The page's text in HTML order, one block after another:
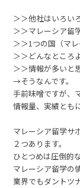
＞＞他社はいろい
＞＞マレーシア留
＞＞1つの国（マレ
＞＞どんなところ
＞＞情報が多いと
→そうなんです。
手前味噌ですが、
情報量、実績とも
マレーシア留学サ
２つあります。
ひとつめは圧倒的
マレーシア留学の
業界でもダントツ